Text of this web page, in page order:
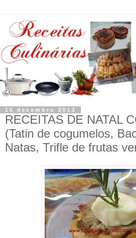
15 dezembro 2013
RECEITAS DE NATAL
(Tatin de cogumelos,
Natas, Trifle de frutas